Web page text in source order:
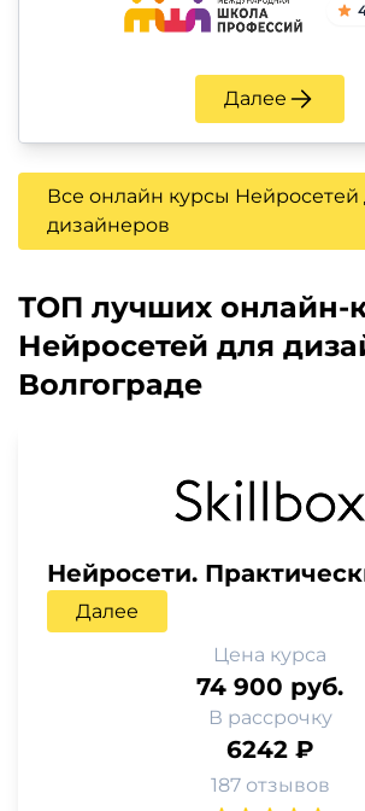
Далее
Все онлайн курсы Нейросетей
дизайнеров
ТОП лучших онлайн-
Нейросетей для
Волгограде
Нейросети.
Далее
Цена курса
74 900 руб.
В рассрочку
6242 ₽
187 отзывов